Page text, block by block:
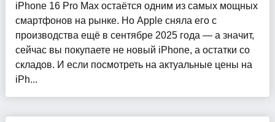
iPhone 16 Pro Max остаётся одним из самых мощных
смартфонов на рынке. Но Apple сняла его с
производства ещё в сентябре 2025 года — а значит,
сейчас вы покупаете не новый iPhone, а остатки со
складов. И если посмотреть на актуальные цены на
iPh...